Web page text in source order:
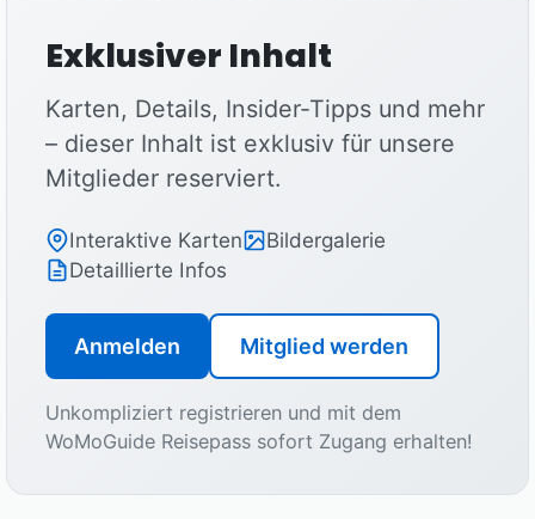
Exklusiver Inhalt
Karten, Details, Insider-Tipps und mehr
– dieser Inhalt ist exklusiv für unsere
Mitglieder reserviert.
Interaktive Karten
Bildergalerie
Detaillierte Infos
Anmelden Mitglied werden
Unkompliziert registrieren und mit dem
WoMoGuide Reisepass sofort Zugang erhalten!